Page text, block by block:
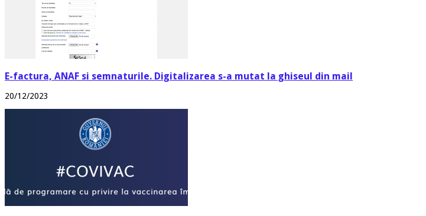
E-factura, ANAF si semnaturile. Digitalizarea s-a mutat la ghiseul din mail
20/12/2023